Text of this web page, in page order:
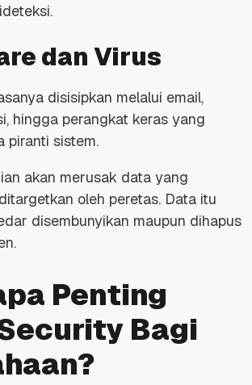
dan Virus
disisipkan melalui email,
hingga perangkat keras yang
piranti sistem.
akan merusak data yang
oleh peretas. Data itu
disembunyikan maupun dihapus
Penting
Bagi